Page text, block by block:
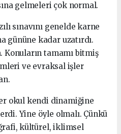
gelmeleri çok normal.
sınavını genelde karne
gününe kadar uzatırdı.
Konuların tamamı bitmiş
ve evraksal işler
okul kendi dinamiğine
Yine öyle olmalı. Çünkü
kültürel, iklimsel